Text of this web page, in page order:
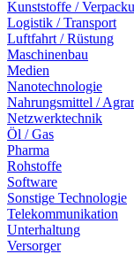
Kunststoffe /
Logistik / Transport
Luftfahrt / Rüstung
Maschinenbau
Medien
Nanotechnologie
Nahrungsmittel / Agrar
Netzwerktechnik
Öl / Gas
Pharma
Rohstoffe
Software
Sonstige Technologie
Telekommunikation
Unterhaltung
Versorger